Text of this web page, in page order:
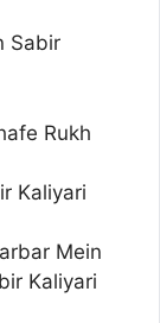
Sabir
Rukh
Kaliyari
Mein
Kaliyari